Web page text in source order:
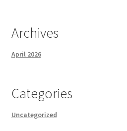
Archives
April 2026
Categories
Uncategorized